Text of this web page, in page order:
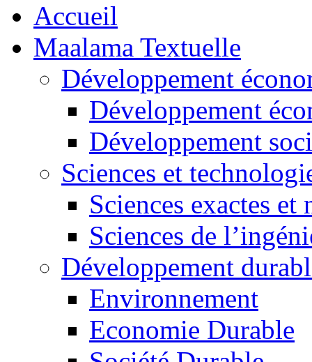
Accueil
Maalama Textuelle
Développement
Développement
Développement
Sciences et
Sciences exactes et
Sciences de
Développement
Environnement
Economie Durable